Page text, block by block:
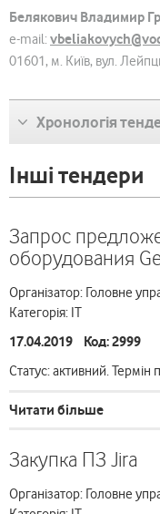
Белякович Владимир
e-mail:
01601, м. Київ, вул.
Хронологія
Інші тендери
Запрос
оборудования
Організатор: Головне
Категорія: ІТ
17.04.2019 Код: 2999
Статус: активний. Термін
Читати більше
Закупка ПЗ Jira
Організатор: Головне